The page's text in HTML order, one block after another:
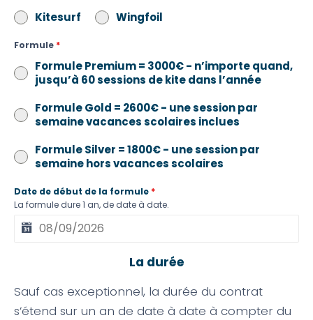
Kitesurf Wingfoil
Formule *
Formule Premium = 3000€ - n’importe quand,
jusqu’à 60 sessions de kite dans l’année
Formule Gold = 2600€ - une session par
semaine vacances scolaires inclues
Formule Silver = 1800€ - une session par
semaine hors vacances scolaires
Date de début de la formule *
La formule dure 1 an, de date à date.
La durée
Sauf cas exceptionnel, la durée du contrat
s’étend sur un an de date à date à compter du